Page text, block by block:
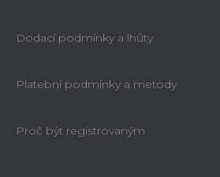
Dodací podmínky a lhůty
Platební podmínky a metody
Proč být registrovaným